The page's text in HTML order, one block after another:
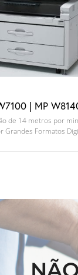
| MP
de 14 metros por
Grandes Formatos